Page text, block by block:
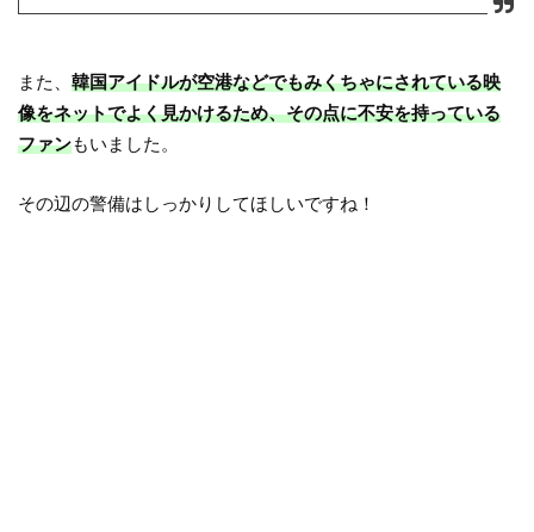
また、韓国アイドルが空港などでもみくちゃにされている映
像をネットでよく見かけるため、その点に不安を持っている
ファンもいました。
その辺の警備はしっかりしてほしいですね！